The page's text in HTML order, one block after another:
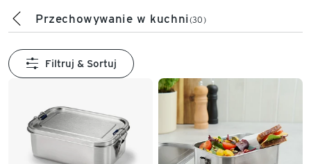
Przechowywanie w kuchni(30)
Filtruj & Sortuj